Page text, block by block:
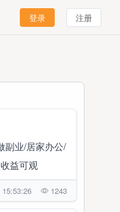
登录 注册
副业/居家办公/
益可观
15:53:26 1243